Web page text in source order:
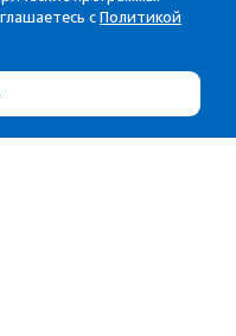
с Политикой